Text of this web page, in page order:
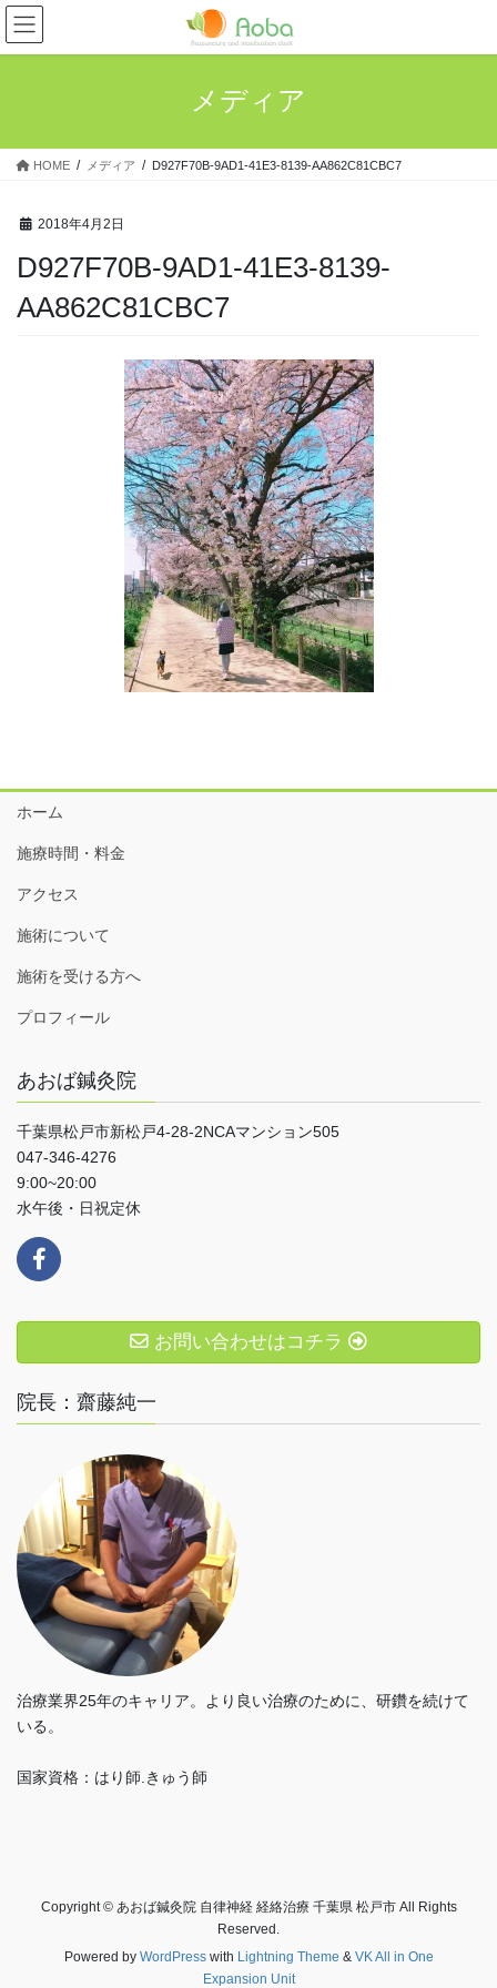
コ
ン
テ
ス
ナ
ビ
ゲ
ン
メディア
HOME メディア D927F70B-9AD1-41E3-8139-AA862C81CBC7
2018年4月2日
D927F70B-9AD1-41E3-8139-
AA862C81CBC7
ホーム
施療時間・料金
アクセス
施術について
施術を受ける方へ
プロフィール
あおば鍼灸院
千葉県松戸市新松戸4-28-2NCAマンション505
047-346-4276
9:00~20:00
水午後・日祝定休
お問い合わせはコチラ
院長：齋藤純一
治療業界25年のキャリア。より良い治療のために、研鑽を続けて
いる。
国家資格：はり師.きゅう師
Copyright © あおば鍼灸院 自律神経 経絡治療 千葉県 松戸市 All Rights
Reserved.
Powered by WordPresswith Lightning Theme & VK All in One
Expansion Unit